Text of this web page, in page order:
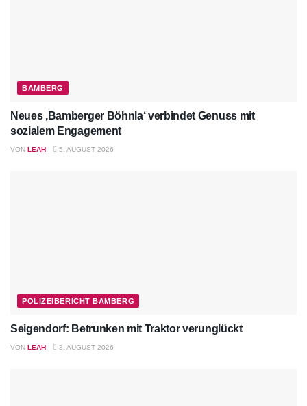
BAMBERG
Neues ‚Bamberger Böhnla‘ verbindet Genuss mit
sozialem Engagement
VON LEAH 5. AUGUST 2026
POLIZEIBERICHT BAMBERG
Seigendorf: Betrunken mit Traktor verunglückt
VON LEAH 3. AUGUST 2026